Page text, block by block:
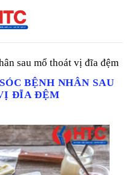
sau mổ thoát vị đĩa đệm
BỆNH NHÂN SAU
ĐĨA ĐỆM